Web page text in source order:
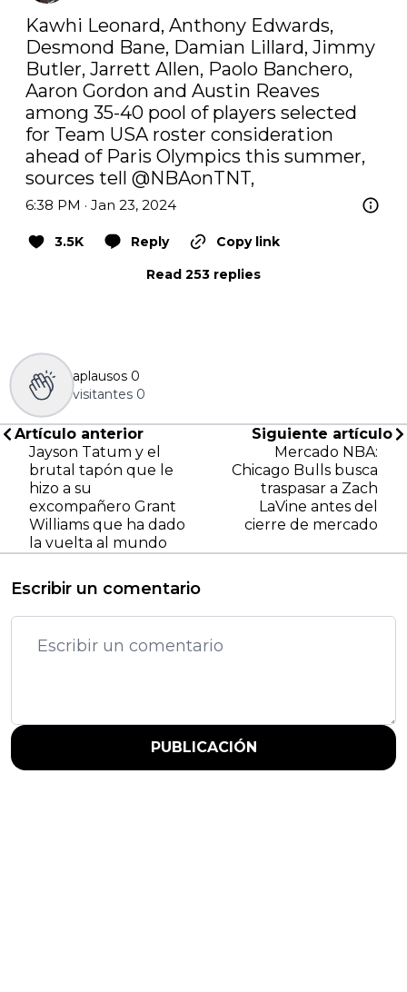
Kawhi Leonard, Anthony Edwards,
Desmond Bane, Damian Lillard, Jimmy
Butler, Jarrett Allen, Paolo Banchero,
Aaron Gordon and Austin Reaves
among 35-40 pool of players selected
for Team USA roster consideration
ahead of Paris Olympics this summer,
sources tell @NBAonTNT,
6:38 PM · Jan 23, 2024
3.5K Reply
Copy link
Read 253 replies
aplausos 0
visitantes 0
Artículo anterior
Jayson Tatum y el
brutal tapón que le
hizo a su
excompañero Grant
Williams que ha dado
la vuelta al mundo
Siguiente artículo
Mercado NBA:
Chicago Bulls busca
traspasar a Zach
LaVine antes del
cierre de mercado
Escribir un comentario
PUBLICACIÓN